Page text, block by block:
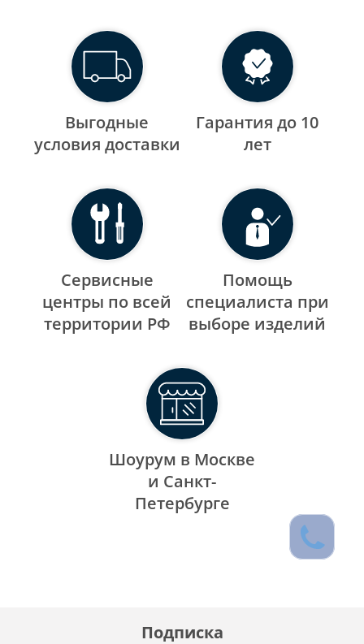
Выгодные
уcловия доставки
Гарантия до 10
лет
Сервисные
центры по всей
территории РФ
Помощь
специалиста при
выборе изделий
Шоурум в Москве
и Санкт-
Петербурге
Подписка